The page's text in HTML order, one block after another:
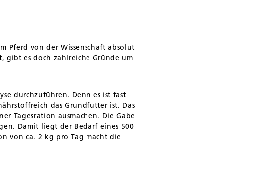
Pferd von der Wissenschaft absolut
gibt es doch zahlreiche Gründe um
durchzuführen. Denn es ist fast
das Grundfutter ist. Das
Tagesration ausmachen. Die Gabe
Damit liegt der Bedarf eines 500
von ca. 2 kg pro Tag macht die